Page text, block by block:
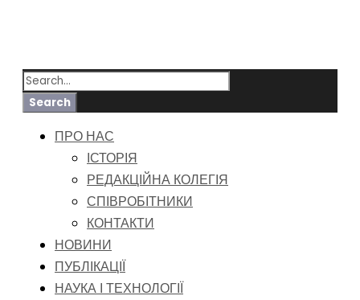
ПРО НАС
ІСТОРІЯ
РЕДАКЦІЙНА КОЛЕГІЯ
СПІВРОБІТНИКИ
КОНТАКТИ
НОВИНИ
ПУБЛІКАЦІЇ
НАУКА І ТЕХНОЛОГІЇ